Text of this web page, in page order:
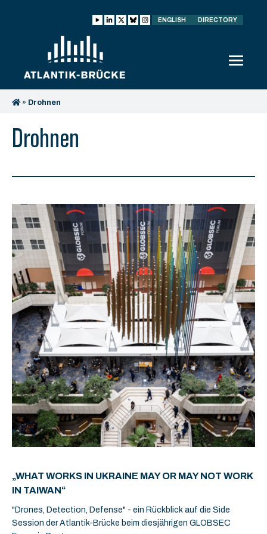
ENGLISH DIRECTORY
» Drohnen
Drohnen
„WHAT WORKS IN UKRAINE MAY OR MAY NOT WORK
IN TAIWAN“
"Drones, Detection, Defense" - ein Rückblick auf die Side
Session der Atlantik-Brücke beim diesjährigen GLOBSEC